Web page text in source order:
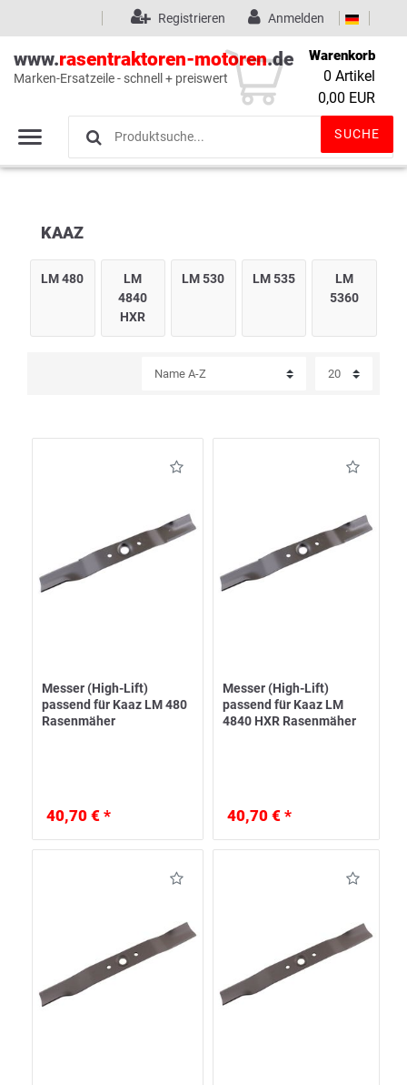
Wunschliste (0)
Anmelden
Registrieren
www.rasentraktoren-motoren.de
Marken-Ersatzeile - schnell + preiswert
SUCHE
Warenkorb
0 Artikel
0,00 EUR
KAAZ
LM 480
LM
4840
HXR
LM 530 LM 535
LM
5360
Messer (High-Lift)
passend für Kaaz LM 480
Rasenmäher
40,70 € *
Messer (High-Lift)
passend für Kaaz LM
4840 HXR Rasenmäher
40,70 € *